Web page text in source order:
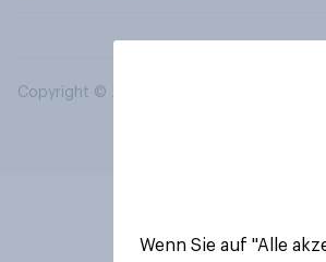
Copyright © 2026 YouGov PLC. Alle
Wenn Sie auf "Alle